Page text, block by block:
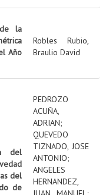
la
Año
Robles Rubio,
Braulio David
del
del
de
PEDROZO
ACUÑA,
ADRIAN;
QUEVEDO
TIZNADO, JOSE
ANTONIO;
ANGELES
HERNANDEZ,